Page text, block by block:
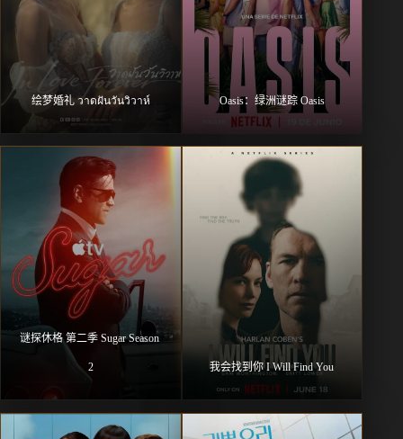
绘梦婚礼 วาดฝันวันวิวาห์ Oasis：绿洲谜踪 Oasis
谜探休格 第二季 Sugar Season
2 我会找到你 I Will Find You